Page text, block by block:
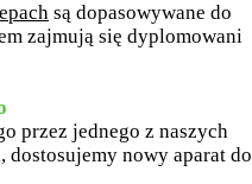
są dopasowywane do
zajmują się dyplomowani
przez jednego z naszych
nowy aparat do